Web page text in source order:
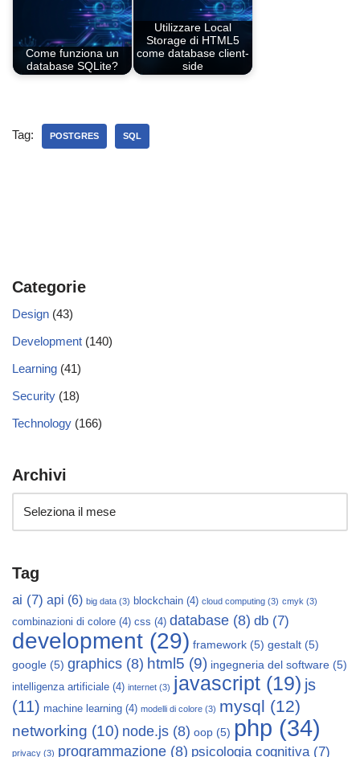
Come funziona un
database SQLite?
Utilizzare Local
Storage di HTML5
come database client-
side
Tag: POSTGRES SQL
Categorie
Design (43)
Development (140)
Learning (41)
Security (18)
Technology (166)
Archivi
Tag
ai (7) api (6) big data (3) blockchain (4) cloud computing (3) cmyk (3)
combinazioni di colore (4) css (4) database (8) db (7)
development (29) framework (5) gestalt (5)
google (5) graphics (8) html5 (9) ingegneria del software (5)
intelligenza artificiale (4) internet (3) javascript (19) js
(11) machine learning (4) modelli di colore (3) mysql (12)
networking (10) node.js (8) oop (5) php (34)
privacy (3) programmazione (8) psicologia cognitiva(7)